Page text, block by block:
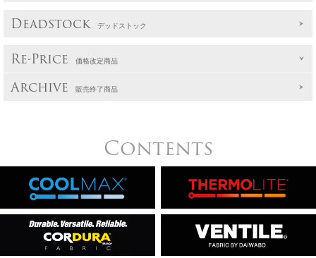
Deadstock デッドストック
Re-Price 価格改定商品
Archive 販売終了商品
Contents